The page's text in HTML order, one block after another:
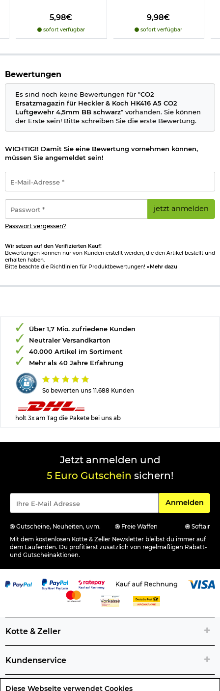
Diese Webseite verwendet Cookies
5,98€
sofort verfügbar
9,98€
sofort verfügbar
Bewertungen
Es sind noch keine Bewertungen für "CO2
Ersatzmagazin für Heckler & Koch HK416 A5 CO2
Luftgewehr 4,5mm BB schwarz" vorhanden. Sie können
der Erste sein! Bitte schreiben Sie die erste Bewertung.
WICHTIG!! Damit Sie eine Bewertung vornehmen können,
müssen Sie angemeldet sein!
Mail-
Adresse
*
jetzt anmelden
Passwort vergessen?
Wir setzen auf den Verifizierten Kauf!
Bewertungen können nur von Kunden erstellt werden, die den Artikel bestellt und
erhalten haben.
Bitte beachte die Richtlinien für Produktbewertungen! »Mehr dazu
So bewerten uns 11.688 Kunden
Über 1,7 Mio. zufriedene Kunden
Neutraler Versandkarton
40.000 Artikel im Sortiment
Mehr als 40 Jahre Erfahrung
holt 3x am Tag die Pakete bei uns ab
Jetzt anmelden und
5 Euro Gutschein sichern!
Für den
Anmelden
Gutscheine, Neuheiten, uvm. Freie Waffen
Softair
Mit dem kostenlosen Kotte & Zeller Newsletter bleibst du immer auf
dem Laufenden. Du profitierst zusätzlich von regelmäßigen Rabatt-
und Gutscheinaktionen.
Kotte & Zeller
Kundenservice